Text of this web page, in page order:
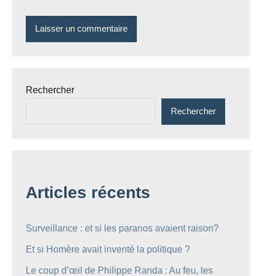
Rechercher
Rechercher
Articles récents
Surveillance : et si les paranos avaient raison?
Et si Homère avait inventé la politique ?
Le coup d’œil de Philippe Randa : Au feu, les